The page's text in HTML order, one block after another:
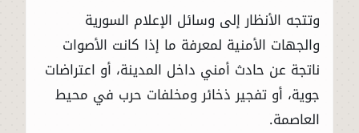
وتتجه الأنظار إلى وسائل الإعلام السورية
والجهات الأمنية لمعرفة ما إذا كانت الأصوات
ناتجة عن حادث أمني داخل المدينة، أو اعتراضات
جوية، أو تفجير ذخائر ومخلفات حرب في محيط
العاصمة.